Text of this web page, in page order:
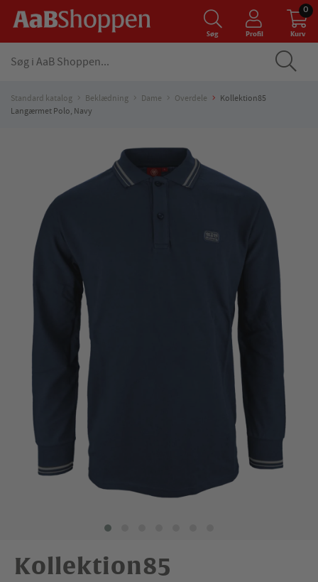
Søg Profil Kurv
0
Standard katalog Beklædning Dame Overdele
Kollektion85
Langærmet Polo, Navy
Kollektion85